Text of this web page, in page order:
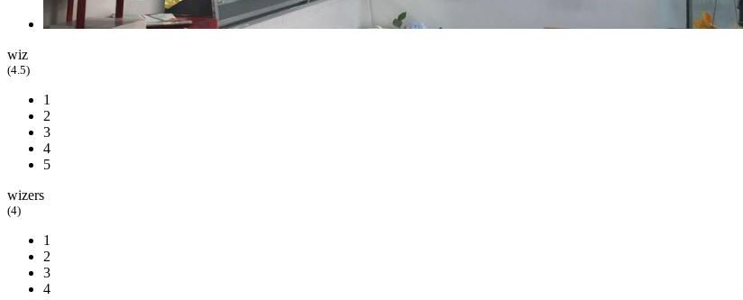
wiz
(4.5)
1
2
3
4
5
wizers
(4)
1
2
3
4